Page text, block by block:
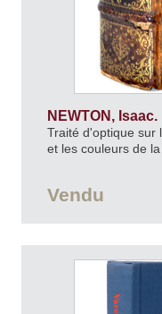
NEWTON, Isaac.
Traité d'optique sur
et les couleurs de la
Vendu